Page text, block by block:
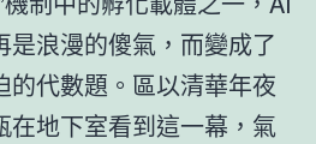
是浪漫的傻氣，而變成了
的代數題。區以清華年夜
在地下室看到這一幕，氣